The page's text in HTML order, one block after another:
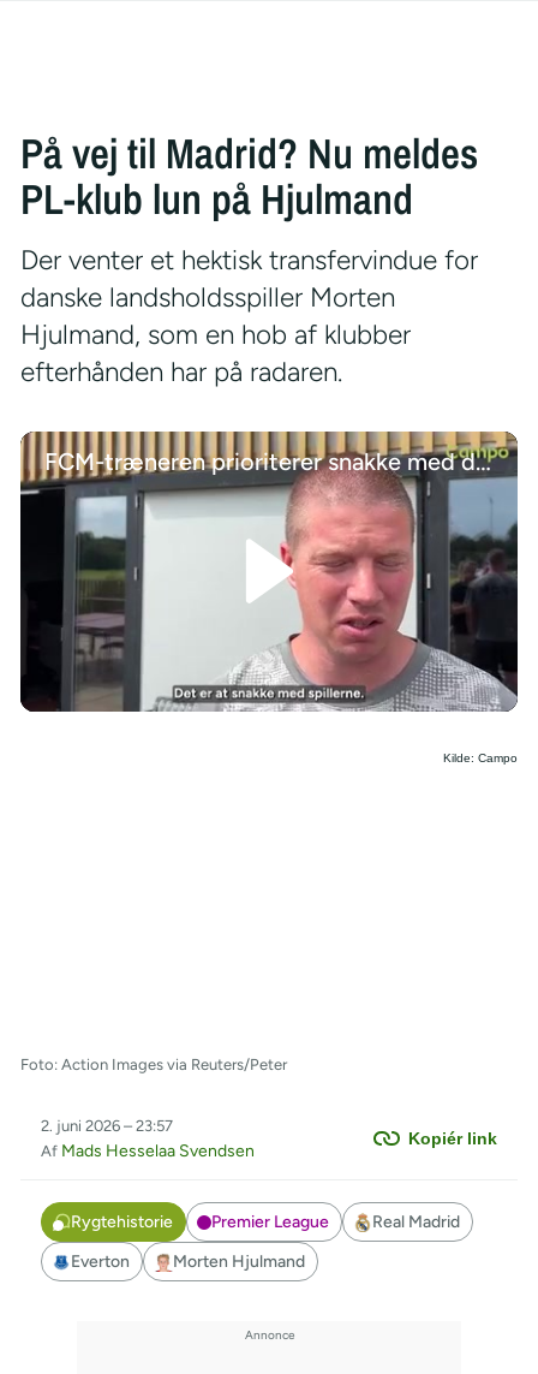
På vej til Madrid? Nu meldes
PL-klub lun på Hjulmand
Der venter et hektisk transfervindue for
danske landsholdsspiller Morten
Hjulmand, som en hob af klubber
efterhånden har på radaren.
FCM-træneren prioriterer snakke med de unge talenter
Kilde: Campo
Foto: Action Images via Reuters/Peter
Kopiér link
2. juni 2026 – 23:57
Af Mads Hesselaa Svendsen
Rygtehistorie Premier League
Real Madrid
Everton
Morten Hjulmand